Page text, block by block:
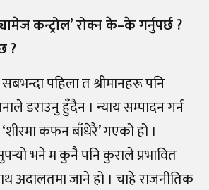
कन्ट्रोल’ रोक्न के–के गर्नुपर्छ ?
?
पहिला त श्रीमानहरू पनि
डराउनु हुँदैन । न्याय सम्पादन गर्न
कफन बाँधेरै’ गएको हो ।
यो भने म कुनै पनि कुराले प्रभावित
अदालतमा जाने हो । चाहे राजनीतिक